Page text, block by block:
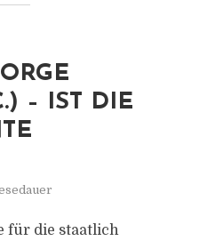
– IST DIE
für die staatlich